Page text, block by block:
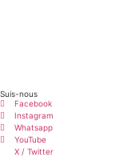
Suis-nous
Facebook
Instagram
Whatsapp
YouTube
X / Twitter